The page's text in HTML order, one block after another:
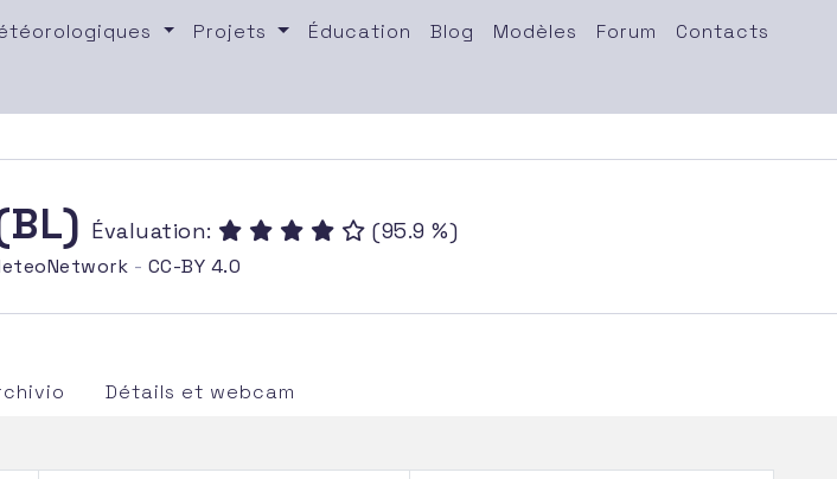
Projets Éducation Blog Modèles Forum
Contacts
Évaluation: (95.9 %)
- CC-BY 4.0
Détails et webcam